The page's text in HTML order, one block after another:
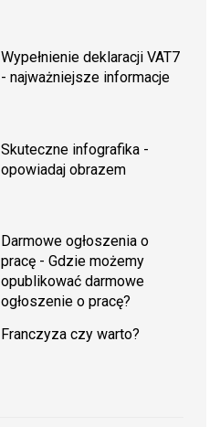
Wypełnienie deklaracji VAT7
- najważniejsze informacje
Skuteczne infografika -
opowiadaj obrazem
Darmowe ogłoszenia o
pracę - Gdzie możemy
opublikować darmowe
ogłoszenie o pracę?
Franczyza czy warto?